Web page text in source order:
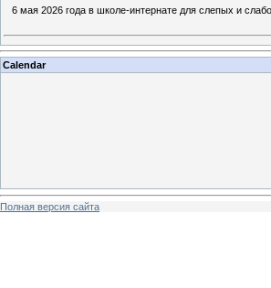
6 мая 2026 года в школе-интернате для слепых и
Calendar
Полная версия сайта